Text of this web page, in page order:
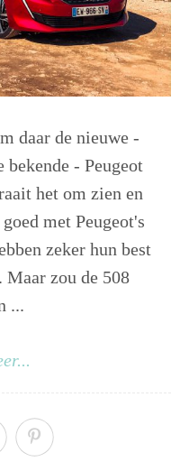
daar de nieuwe -
bekende - Peugeot
het om zien en
met Peugeot's
zeker hun best
Maar zou de 508
...